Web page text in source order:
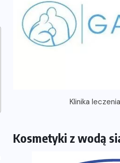
Klinika
Kosmetyki z wodą